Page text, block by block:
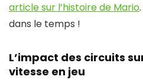
article sur l’histoire de Mario
dans le temps !
L’impact des circuits
vitesse en jeu